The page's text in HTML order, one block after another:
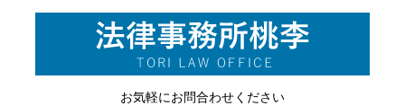
お気軽にお問合わせください